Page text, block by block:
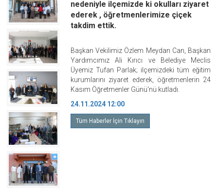
nedeniyle ilçemizde ki okulları ziyaret
ederek , öğretmenlerimize çiçek
takdim ettik.
Başkan Vekilimiz Özlem Meydan Can, Başkan
Yardımcımız Ali Kırıcı ve Belediye Meclis
Üyemiz Tufan Parlak; ilçemizdeki tüm eğitim
kurumlarını ziyaret ederek, öğretmenlerin 24
Kasım Öğretmenler Günü'nü kutladı.
24.11.2024 12:00
Tüm Haberler İçin Tıklayın